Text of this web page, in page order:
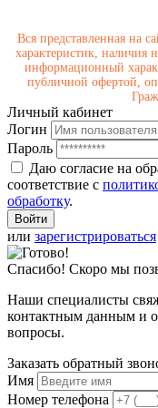
Вся представленная на
характеристик, наличия
информационный
публичной офертой,
Личный кабинет
Логин
Пароль
Даю согласие на
соответствие с
обработку.
или зарегистрироваться
Спасибо! Скоро мы
Наши специалисты
контактным данным и
вопросы.
Заказать обратный
Имя
Номер телефона